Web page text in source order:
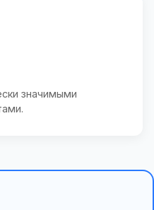
значимыми